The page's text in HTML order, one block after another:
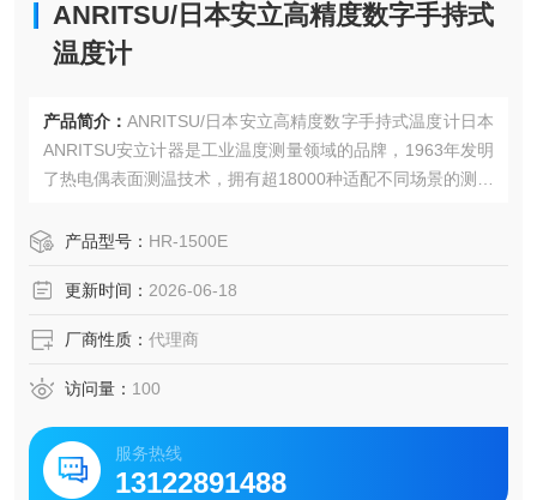
ANRITSU/日本安立高精度数字手持式
温度计
产品简介： ANRITSU/日本安立高精度数字手持式温度计日本
ANRITSU安立计器是工业温度测量领域的品牌，1963年发明
了热电偶表面测温技术，拥有超18000种适配不同场景的测温
温场景。表面测温类‌A型通用固定表面传感器，测温范围-50~
场景。
产品型号： HR-1500E
更新时间： 2026-06-18
厂商性质： 代理商
访问量： 100
服务热线
13122891488